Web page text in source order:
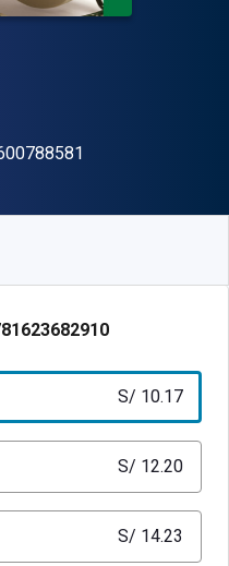
S/ 10.17
S/ 12.20
S/ 14.23